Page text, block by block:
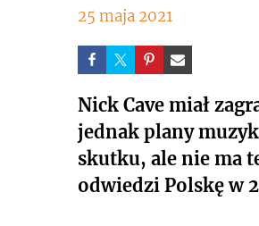
25 maja 2021
Nick Cave miał
jednak plany
skutku, ale nie ma
odwiedzi Polskę w